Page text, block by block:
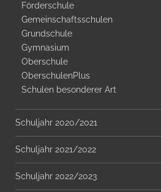
Förderschule
Gemeinschaftsschulen
Grundschule
Gymnasium
Oberschule
OberschulenPlus
Schulen besonderer Art
Schuljahr 2020/2021
Schuljahr 2021/2022
Schuljahr 2022/2023